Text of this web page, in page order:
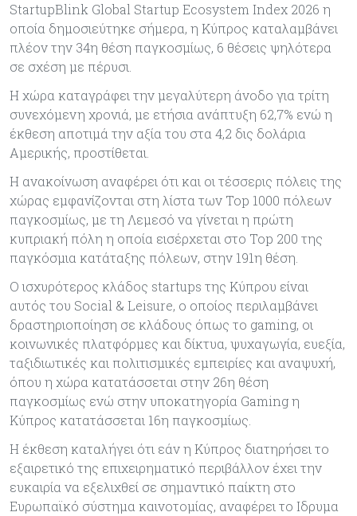
StartupBlink Global Startup Ecosystem Index 2026 η
οποία δημοσιεύτηκε σήμερα, η Κύπρος καταλαμβάνει
πλέον την 34η θέση παγκοσμίως, 6 θέσεις ψηλότερα
σε σχέση με πέρυσι.
Η χώρα καταγράφει την μεγαλύτερη άνοδο για τρίτη
συνεχόμενη χρονιά, με ετήσια ανάπτυξη 62,7% ενώ η
έκθεση αποτιμά την αξία του στα 4,2 δις δολάρια
Αμερικής, προστίθεται.
Η ανακοίνωση αναφέρει ότι και οι τέσσερις πόλεις της
χώρας εμφανίζονται στη λίστα των Top 1000 πόλεων
παγκοσμίως, με τη Λεμεσό να γίνεται η πρώτη
κυπριακή πόλη η οποία εισέρχεται στο Top 200 της
παγκόσμια κατάταξης πόλεων, στην 191η θέση.
Ο ισχυρότερος κλάδος startups της Κύπρου είναι
αυτός του Social & Leisure, ο οποίος περιλαμβάνει
δραστηριοποίηση σε κλάδους όπως το gaming, οι
κοινωνικές πλατφόρμες και δίκτυα, ψυχαγωγία, ευεξία,
ταξιδιωτικές και πολιτισμικές εμπειρίες και αναψυχή,
όπου η χώρα κατατάσσεται στην 26η θέση
παγκοσμίως ενώ στην υποκατηγορία Gaming η
Κύπρος κατατάσσεται 16η παγκοσμίως.
Η έκθεση καταλήγει ότι εάν η Κύπρος διατηρήσει το
εξαιρετικό της επιχειρηματικό περιβάλλον έχει την
ευκαιρία να εξελιχθεί σε σημαντικό παίκτη στο
Ευρωπαϊκό σύστημα καινοτομίας, αναφέρει το Ιδρυμα